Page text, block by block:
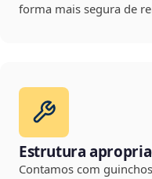
forma mais segura de
Estrutura
Contamos com